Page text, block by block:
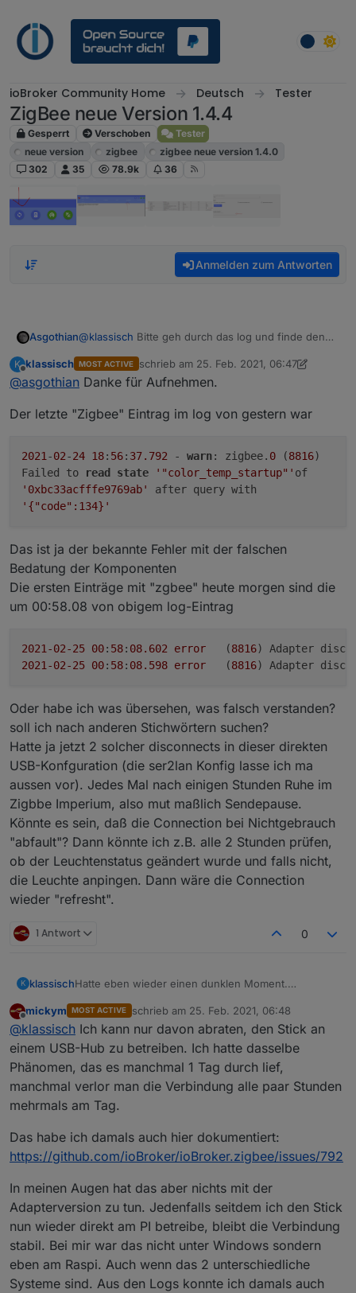
ioBroker Community Home Deutsch Tester
ZigBee neue Version 1.4.4
Gesperrt Verschoben
Tester
neue version
zigbee
zigbee neue version 1.4.0
302
35 78.9k 36
Anmelden zum Antworten
Asgothian@klassisch Bitte geh durch das log und finde den
wird, und warum. In dem gelisteten Teil ist das nicht
mit drin
A.
K
Offline
klassisch MOST ACTIVE schrieb am 25. Feb. 2021, 06:47
zuletzt editiert von klassisch
@asgothian Danke für Aufnehmen.
Der letzte "Zigbee" Eintrag im log von gestern war
2021 -02-24 18: 56: 37.792 - warn: zigbee. 0 (8816)
Failed to
read state '"color_temp_startup"' of
'0xbc33acfffe9769ab'
after query with
'{"code":134}'
Das ist ja der bekannte Fehler mit der falschen
Bedatung der Komponenten
Die ersten Einträge mit "zgbee" heute morgen sind die
um 00:58.08 von obigem log-Eintrag
2021 -02-25 00: 58: 08.602 error
	(
8816) Adapter
2021 -02-25 00: 58: 08.598 error
	(
8816
Oder habe ich was übersehen, was falsch verstanden?
soll ich nach anderen Stichwörtern suchen?
Hatte ja jetzt 2 solcher disconnects in dieser direkten
USB-Konfguration (die ser2lan Konfig lasse ich ma
aussen vor). Jedes Mal nach einigen Stunden Ruhe im
Zigbbe Imperium, also mut maßlich Sendepause.
Könnte es sein, daß die Connection bei Nichtgebrauch
"abfault"? Dann könnte ich z.B. alle 2 Stunden prüfen,
ob der Leuchtenstatus geändert wurde und falls nicht,
die Leuchte anpingen. Dann wäre die Connection
wieder "refresht".
1 Antwort 0
K klassischHatte eben wieder einen dunklen Moment.
Wieder hat der Adapter die Verbindung zum COM-
Port verloren.
COM4-Port war aber lt. Geräte Manager i.O. und
Derzeit hängt der Controller an einem USB Hub, an
dem auch noch 2 Drucker hängen, auf die ich
problemlos zugreifen kann. Ich gehe also davon aus,
Bin in die Einstellungen der Zigbee Instanz. Dort war
COM4 angezeigt. Habe im Drop down Menue COM4
erneut ausgewählt. und abgespeichert.
Zigbee wird wieder grün.
Lichter reagieren wieder auf Schalter und
Bewegungsmelder.
Log mit Serial Port error:
Spoiler
Offline
mickym MOST ACTIVE schrieb am 25. Feb. 2021, 06:48
zuletzt editiert von
@klassisch Ich kann nur davon abraten, den Stick an
einem USB-Hub zu betreiben. Ich hatte dasselbe
Phänomen, das es manchmal 1 Tag durch lief,
manchmal verlor man die Verbindung alle paar Stunden
mehrmals am Tag.
Das habe ich damals auch hier dokumentiert:
https://github.com/ioBroker/ioBroker.zigbee/issues/792
In meinen Augen hat das aber nichts mit der
Adapterversion zu tun. Jedenfalls seitdem ich den Stick
nun wieder direkt am PI betreibe, bleibt die Verbindung
stabil. Bei mir war das nicht unter Windows sondern
eben am Raspi. Auch wenn das 2 unterschiedliche
Systeme sind. Aus den Logs konnte ich damals auch